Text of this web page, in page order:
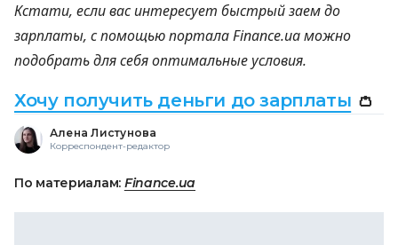
Кстати, если вас интересует быстрый заем до
зарплаты, с помощью портала Finance.ua можно
подобрать для себя оптимальные условия.
Хочу получить деньги до зарплаты 👛
Алена Листунова
Корреспондент-редактор
По материалам: Finance.ua